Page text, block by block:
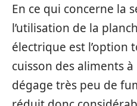
En ce qui concerne la
l’utilisation de la
électrique est l’option
cuisson des aliments à
dégage très peu de